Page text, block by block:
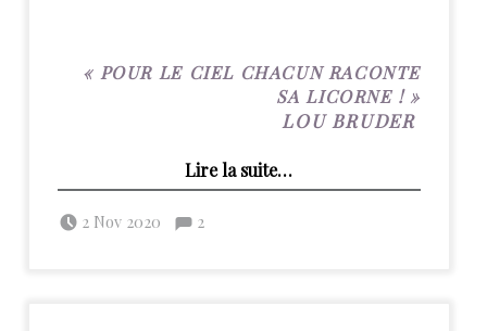
« POUR LE CIEL CHACUN RACONTE
SA LICORNE ! »
LOU BRUDER
Lire la suite“L’écho de nos sidérations aux Conflins de l’horreur”
…
2 Nov 2020 admin Commentaires : %s
2